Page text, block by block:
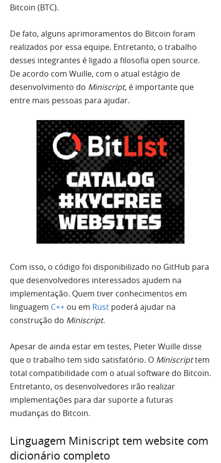
Bitcoin (BTC).
De fato, alguns aprimoramentos do Bitcoin foram
realizados por essa equipe. Entretanto, o trabalho
desses integrantes é ligado a filosofia open source.
De acordo com Wuille, com o atual estágio de
desenvolvimento do Miniscript, é importante que
entre mais pessoas para ajudar.
Com isso, o código foi disponibilizado no GitHub para
que desenvolvedores interessados ajudem na
implementação. Quem tiver conhecimentos em
linguagem C++ ou em Rust poderá ajudar na
construção do Miniscript.
Apesar de ainda estar em testes, Pieter Wuille disse
que o trabalho tem sido satisfatório. O Miniscripttem
total compatibilidade com o atual software do Bitcoin.
Entretanto, os desenvolvedores irão realizar
implementações para dar suporte a futuras
mudanças do Bitcoin.
Linguagem Miniscript tem website com
dicionário completo